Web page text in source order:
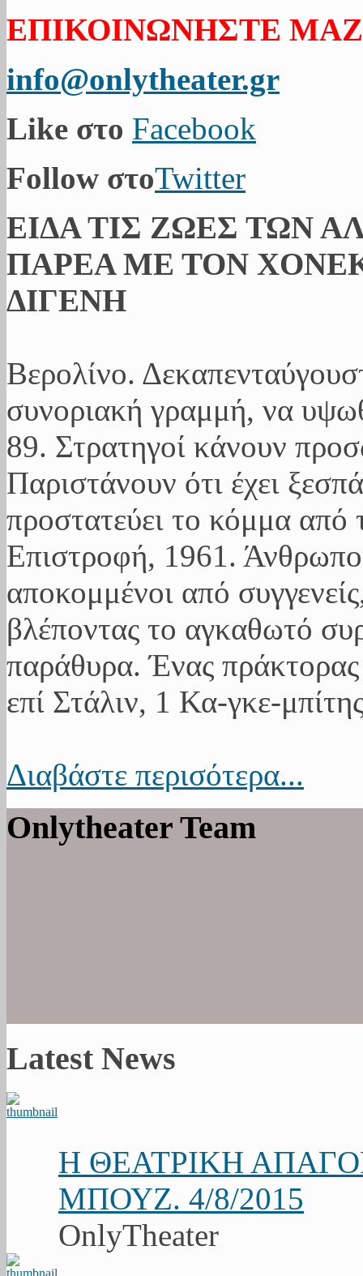
ΕΠΙΚΟΙΝΩΝΗΣΤΕ
info@onlytheater.gr
Like στο Facebook
Follow στοTwitter
ΕΙΔΑ ΤΙΣ ΖΩΕΣ ΤΩΝ
ΠΑΡΕΑ ΜΕ ΤΟΝ
ΔΙΓΕΝΗ
Βερολίνο.
συνοριακή γραμμή, να
89. Στρατηγοί κάνουν
Παριστάνουν ότι έχει
προστατεύει το κόμμα από
Επιστροφή, 1961.
αποκομμένοι από
βλέποντας το αγκαθωτό
παράθυρα. Ένας
επί Στάλιν, 1 Κα-γκε-
Διαβάστε περισότερα...
Onlytheater Team
Latest News
Η ΘΕΑΤΡΙΚΗ
ΜΠΟΥΖ. 4/8/2015
OnlyTheater